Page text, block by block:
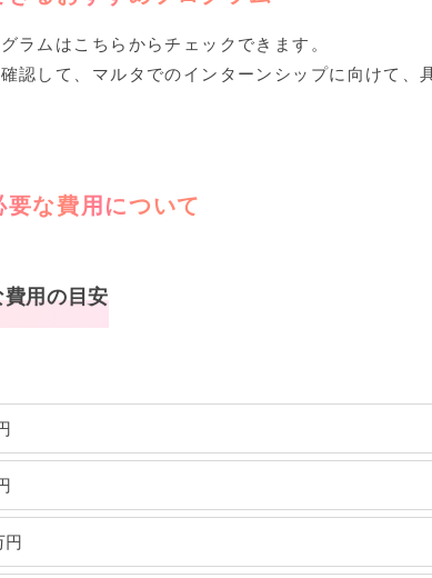
ラムはこちらからチェックできます。
認して、マルタでのインターンシップに向けて、
な費用について
用の目安
円